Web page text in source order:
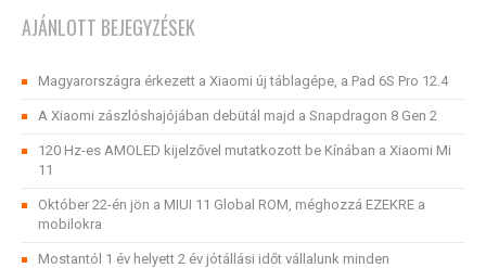
AJÁNLOTT BEJEGYZÉSEK
Magyarországra érkezett a Xiaomi új táblagépe, a Pad 6S Pro 12.4
A Xiaomi zászlóshajójában debütál majd a Snapdragon 8 Gen 2
120 Hz-es AMOLED kijelzővel mutatkozott be Kínában a Xiaomi Mi
11
Október 22-én jön a MIUI 11 Global ROM, méghozzá EZEKRE a
mobilokra
Mostantól 1 év helyett 2 év jótállási időt vállalunk minden